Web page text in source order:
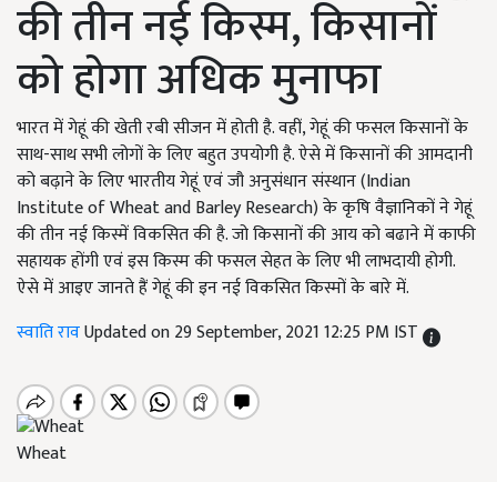
की तीन नई किस्म, किसानों
को होगा अधिक मुनाफा
भारत में गेहूं की खेती रबी सीजन में होती है. वहीं, गेहूं की फसल किसानों के
साथ-साथ सभी लोगों के लिए बहुत उपयोगी है. ऐसे में किसानों की आमदानी
को बढ़ाने के लिए भारतीय गेहूं एवं जौ अनुसंधान संस्थान (Indian
Institute of Wheat and Barley Research) के कृषि वैज्ञानिकों ने गेहूं
की तीन नई किस्में विकसित की है. जो किसानों की आय को बढाने में काफी
सहायक होंगी एवं इस किस्म की फसल सेहत के लिए भी लाभदायी होगी.
ऐसे में आइए जानते हैं गेहूं की इन नई विकसित किस्मों के बारे में.
स्वाति रावUpdated on 29 September, 2021 12:25 PM IST
Wheat